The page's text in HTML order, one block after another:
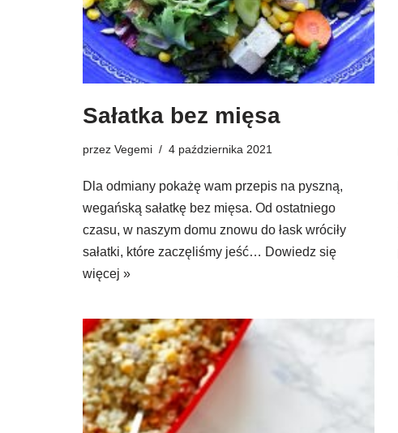
Sałatka bez mięsa
przez Vegemi 4 października 2021
Dla odmiany pokażę wam przepis na pyszną,
wegańską sałatkę bez mięsa. Od ostatniego
czasu, w naszym domu znowu do łask wróciły
sałatki, które zaczęliśmy jeść… Dowiedz się
więcej »